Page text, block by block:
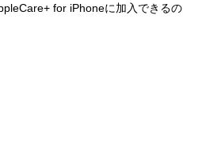
for iPhoneに加入できるの